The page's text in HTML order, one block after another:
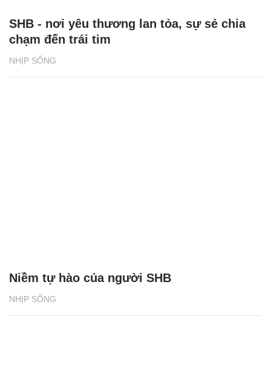
NHỊP SỐNG
SHB - nơi yêu thương lan tỏa, sự sẻ chia
chạm đến trái tim
NHỊP SỐNG
Niềm tự hào của người SHB